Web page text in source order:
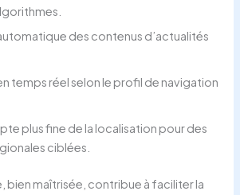
des contenus d’actualités
temps réel selon le profil de navigation
plus fine de la localisation pour des
ciblées.
maîtrisée, contribue à faciliter la